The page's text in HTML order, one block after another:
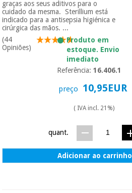
graças aos seus aditivos para o
cuidado da mesma. Sterillium está
indicado para a antisepsia higiénica e
cirúrgica das mãos. ...
(44
Opiniões)
Produto em
estoque. Envio
imediato
Referência:16.406.1
preço 10,95EUR
( IVA incl. 21%)
quant.
Adicionar ao carrinho